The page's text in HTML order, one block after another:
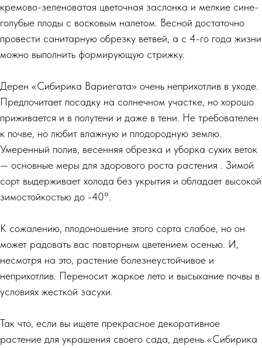
кремово-зеленоватая цветочная заслонка и мелкие сине-
голубые плоды с восковым налетом. Весной достаточно
провести санитарную обрезку ветвей, а с 4-го года жизни
можно выполнить формирующую стрижку.
Дерен «Сибирика Вариегата» очень неприхотлив в уходе.
Предпочитает посадку на солнечном участке, но хорошо
приживается и в полутени и даже в тени. Не требователен
к почве, но любит влажную и плодородную землю.
Умеренный полив, весенняя обрезка и уборка сухих веток
— основные меры для здорового роста растения . Зимой
сорт выдерживает холода без укрытия и обладает высокой
зимостойкостью до -40°.
К сожалению, плодоношение этого сорта слабое, но он
может радовать вас повторным цветением осенью. И,
несмотря на это, растение болезнеустойчивое и
неприхотлив. Переносит жаркое лето и высыхание почвы в
условиях жесткой засухи.
Так что, если вы ищете прекрасное декоративное
растение для украшения своего сада, дерень «Сибирика